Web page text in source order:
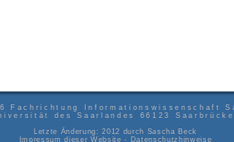
Fachrichtung Informationswissenschaft
des Saarlandes
66123
Letzte Änderung: 2012 durch Sascha Beck
Impressum dieser Website - Datenschutzhinweise